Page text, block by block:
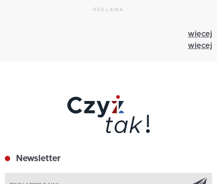
REKLAMA
więcej
więcej
Newsletter